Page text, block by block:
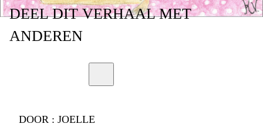
DEELDIT VERHAALMET
ANDEREN
DOOR : JOELLE